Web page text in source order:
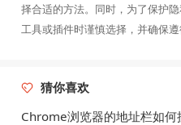
择合适的方法。同时，为了保护
工具或插件时谨慎选择，并确保遵
猜你喜欢
Chrome浏览器的地址栏如何